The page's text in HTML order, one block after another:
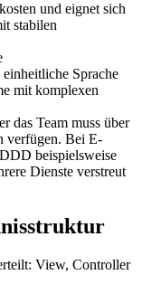
und eignet sich
stabilen
Sprache
mit komplexen
das Team muss über
verfügen. Bei E-
beispielsweise
Dienste verstreut
View, Controller